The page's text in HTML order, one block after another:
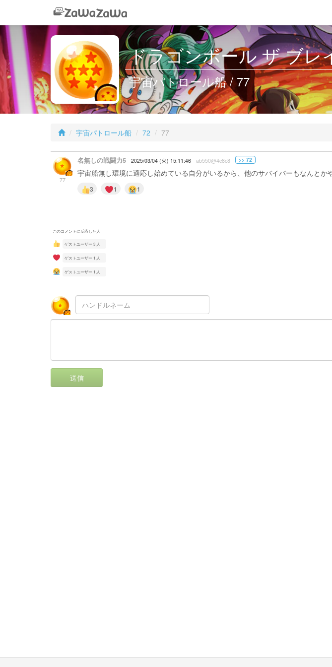
ドラゴンボール ザ ブレ
宇宙パトロール船 / 77
宇宙パトロール船 72 77
77
名無しの戦闘力5 2025/03/04 (火) 15:11:46 ab550@4c8c8 >> 72
宇宙船無し環境に適応し始めている自分がいるから、他のサバイバーもなんとか
3 1 1
このコメントに反応した人
ゲストユーザー 3 人
ゲストユーザー 1 人
ゲストユーザー 1 人
送信